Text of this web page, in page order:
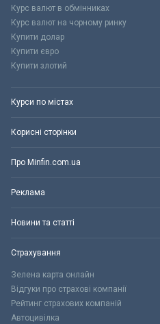
Курс валют в обмінниках
Курс валют на чорному ринку
Купити долар
Купити євро
Купити злотий
Курси по містах
Корисні сторінки
Про Minfin.com.ua
Реклама
Новини та статті
Страхування
Зелена карта онлайн
Відгуки про страхові компанії
Рейтинг страхових компаній
Автоцивілка